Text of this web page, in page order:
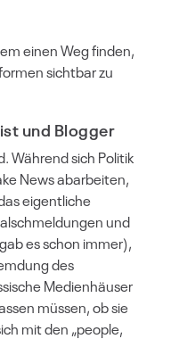
einen Weg finden,
sichtbar zu
und Blogger
Während sich Politik
News abarbeiten,
eigentliche
und
es schon immer),
des
Medienhäuser
müssen, ob sie
mit den „people,